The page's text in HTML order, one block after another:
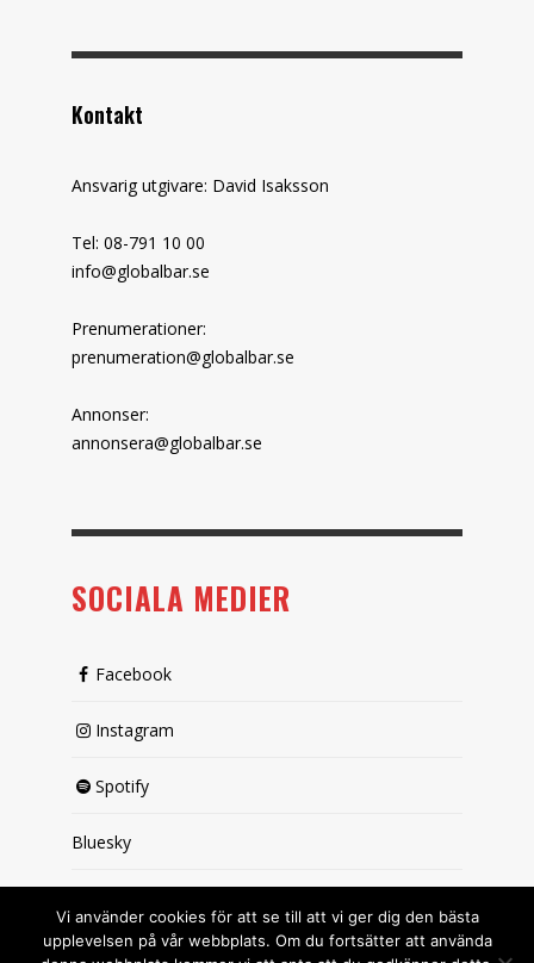
Kontakt
Ansvarig utgivare: David Isaksson
Tel: 08-791 10 00
info@globalbar.se
Prenumerationer:
prenumeration@globalbar.se
Annonser:
annonsera@globalbar.se
SOCIALA MEDIER
Facebook
Instagram
Spotify
Bluesky
Vi använder cookies för att se till att vi ger dig den bästa
upplevelsen på vår webbplats. Om du fortsätter att använda